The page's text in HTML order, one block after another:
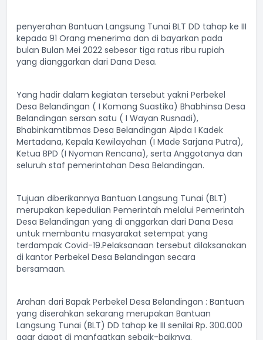
penyerahan Bantuan Langsung Tunai BLT DD tahap ke III
kepada 91 Orang menerima dan di bayarkan pada
bulan Bulan Mei 2022 sebesar tiga ratus ribu rupiah
yang dianggarkan dari Dana Desa.
Yang hadir dalam kegiatan tersebut yakni Perbekel
Desa Belandingan ( I Komang Suastika) Bhabhinsa Desa
Belandingan sersan satu ( I Wayan Rusnadi),
Bhabinkamtibmas Desa Belandingan Aipda I Kadek
Mertadana, Kepala Kewilayahan (I Made Sarjana Putra),
Ketua BPD (I Nyoman Rencana), serta Anggotanya dan
seluruh staf pemerintahan Desa Belandingan.
Tujuan diberikannya Bantuan Langsung Tunai (BLT)
merupakan kepedulian Pemerintah melalui Pemerintah
Desa Belandingan yang di anggarkan dari Dana Desa
untuk membantu masyarakat setempat yang
terdampak Covid-19.Pelaksanaan tersebut dilaksanakan
di kantor Perbekel Desa Belandingan secara
bersamaan.
Arahan dari Bapak Perbekel Desa Belandingan : Bantuan
yang diserahkan sekarang merupakan Bantuan
Langsung Tunai (BLT) DD tahap ke III senilai Rp. 300.000
agar dapat di manfaatkan sebaik-baiknya.